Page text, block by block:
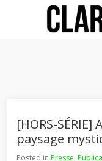
[HORS-
paysage
Posted inPresse,